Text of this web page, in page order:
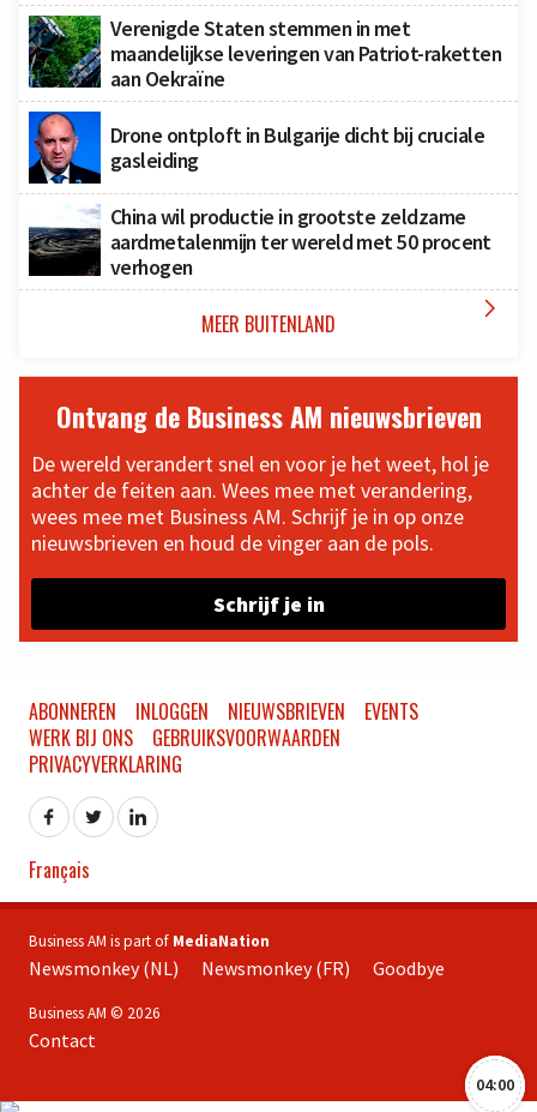
Verenigde Staten stemmen in met
maandelijkse leveringen van Patriot-raketten
aan Oekraïne
Drone ontploft in Bulgarije dicht bij cruciale
gasleiding
China wil productie in grootste zeldzame
aardmetalenmijn ter wereld met 50 procent
verhogen
MEER BUITENLAND 
Ontvang de Business AM nieuwsbrieven
De wereld verandert snel en voor je het weet, hol je
achter de feiten aan. Wees mee met verandering,
wees mee met Business AM. Schrijf je in op onze
nieuwsbrieven en houd de vinger aan de pols.
Schrijf je in
04:00
ABONNEREN INLOGGEN NIEUWSBRIEVEN
EVENTS
WERK BIJ ONS
GEBRUIKSVOORWAARDEN
PRIVACYVERKLARING
Français
Business AM is part of MediaNation
Newsmonkey (NL) Newsmonkey (FR) Goodbye
Business AM © 2026
Contact